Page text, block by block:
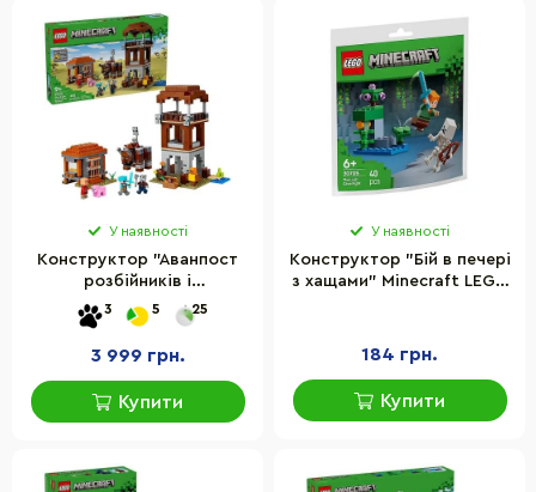
У наявності
Конструктор "Аванпост
розбійників і
спустошувач" LEGO
21278, 665 деталей
3 5 25
3 999 грн.
Купити
У наявності
Конструктор "Бій в печері
з хащами" Minecraft LEGO
184 грн.
Купити